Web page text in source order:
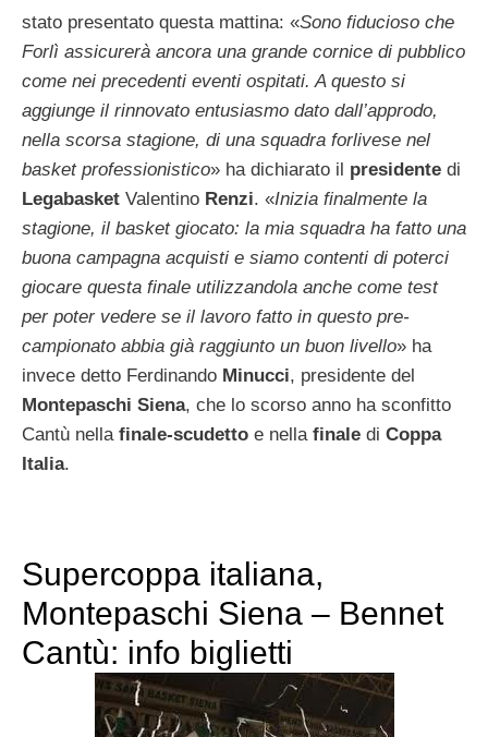
stato presentato questa mattina: «Sono fiducioso che
Forlì assicurerà ancora una grande cornice di pubblico
come nei precedenti eventi ospitati. A questo si
aggiunge il rinnovato entusiasmo dato dall’approdo,
nella scorsa stagione, di una squadra forlivese nel
basket professionistico» ha dichiarato il presidente di
Legabasket Valentino Renzi. «Inizia finalmente la
stagione, il basket giocato: la mia squadra ha fatto una
buona campagna acquisti e siamo contenti di poterci
giocare questa finale utilizzandola anche come test
per poter vedere se il lavoro fatto in questo pre-
campionato abbia già raggiunto un buon livello» ha
invece detto Ferdinando Minucci, presidente del
Montepaschi Siena, che lo scorso anno ha sconfitto
Cantù nella finale-scudetto e nella finale di Coppa
Italia.
Supercoppa italiana,
Montepaschi Siena – Bennet
Cantù: info biglietti